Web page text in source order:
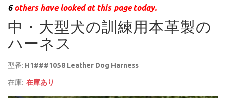
6others have looked at this page today.
中・大型犬の訓練用本革製の
ハーネス
型番: H1###1058 Leather Dog Harness
在庫: 在庫あり